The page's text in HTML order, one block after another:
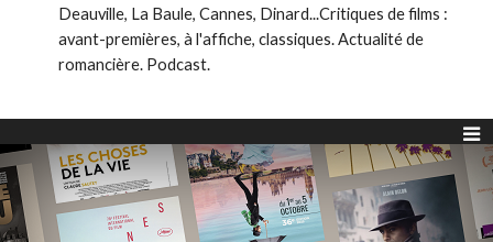
Deauville, La Baule, Cannes, Dinard...Critiques de films :
avant-premières, à l'affiche, classiques. Actualité de
romancière. Podcast.